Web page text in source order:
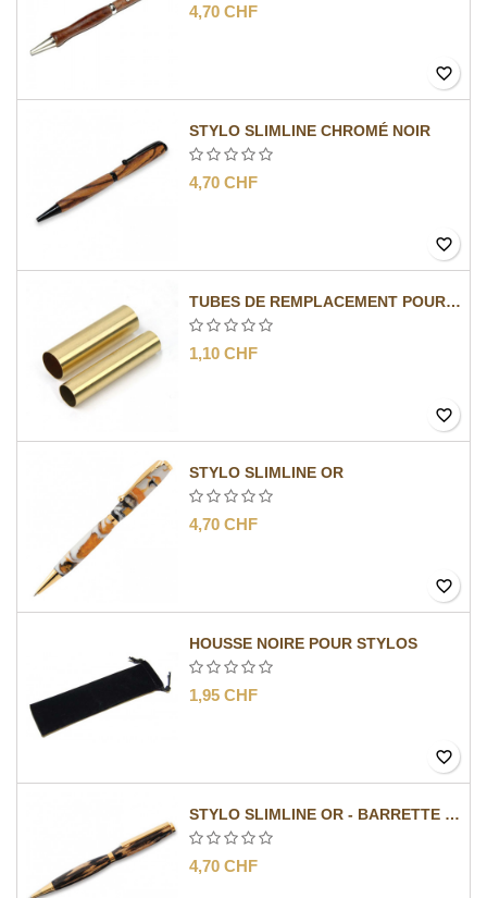
4,70 CHF
favorite_border
STYLO SLIMLINE CHROMÉ NOIR
4,70 CHF
favorite_border
TUBES DE REMPLACEMENT POUR MÉCANISMES SLIMLINE
1,10 CHF
favorite_border
STYLO SLIMLINE OR
4,70 CHF
favorite_border
HOUSSE NOIRE POUR STYLOS
1,95 CHF
favorite_border
STYLO SLIMLINE OR - BARRETTE PLATE
4,70 CHF